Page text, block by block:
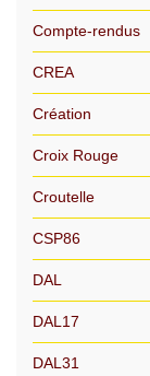
Compte-rendus
CREA
Création
Croix Rouge
Croutelle
CSP86
DAL
DAL17
DAL31